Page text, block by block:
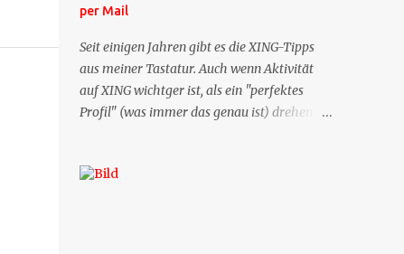
per Mail
Seit einigen Jahren gibt es die XING-Tipps
aus meiner Tastatur. Auch wenn Aktivität
auf XING wichtger ist, als ein "perfektes
Profil" (was immer das genau ist) drehen
es jetzt die Profil-Fragen zu XING als eigene